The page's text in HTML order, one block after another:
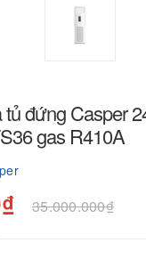
đứng Casper
gas R410A
35.000.000₫